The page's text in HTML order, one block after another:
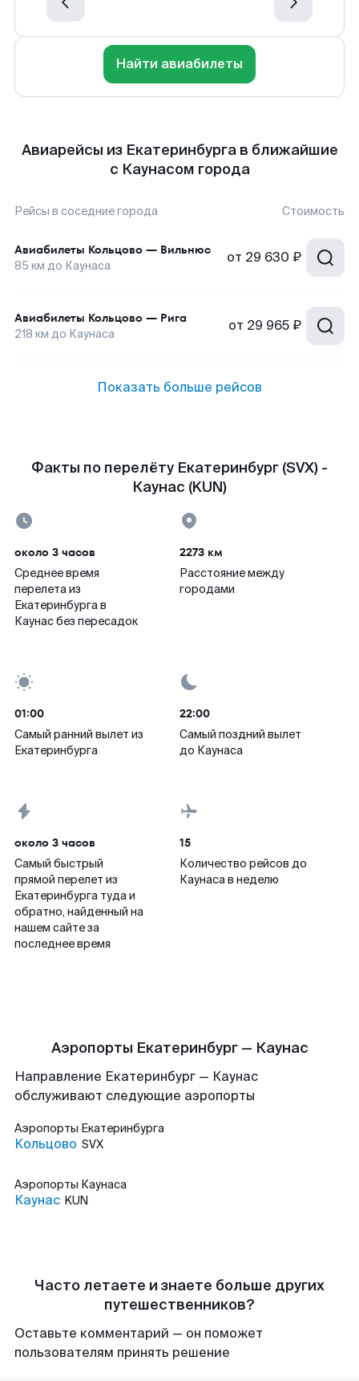
Найти авиабилеты
Авиарейсы из Екатеринбурга в ближайшие
с Каунасом города
Рейсы в соседние города Стоимость
Авиабилеты Кольцово — Вильнюс
85 км до Каунаса от 29 630 ₽
Авиабилеты Кольцово — Рига
218 км до Каунаса от 29 965 ₽
Показать больше рейсов
Факты по перелёту Екатеринбург (SVX) -
Каунас (KUN)
около 3 часов
Среднее время
перелета из
Екатеринбурга в
Каунас без пересадок
2273 км
Расстояние между
городами
01:00
Самый ранний вылет из
Екатеринбурга
22:00
Самый поздний вылет
до Каунаса
около 3 часов
Самый быстрый
прямой перелет из
Екатеринбурга туда и
обратно, найденный на
нашем сайте за
последнее время
15
Количество рейсов до
Каунаса в неделю
Аэропорты Екатеринбург — Каунас
Направление Екатеринбург — Каунас
обслуживают следующие аэропорты
Аэропорты Екатеринбурга
Кольцово SVX
Аэропорты Каунаса
Каунас KUN
Часто летаете и знаете больше других
путешественников?
Оставьте комментарий — он поможет
пользователям принять решение